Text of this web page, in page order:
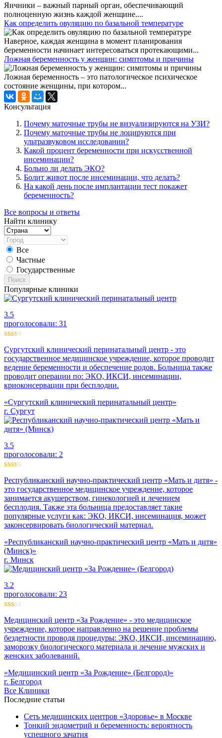
Яичники – важный парный орган, обеспечивающий
полноценную жизнь каждой женщине....
Как определить овуляцию по базальной температуре
Наверное, каждая женщина в момент планирования
беременности начинает интересоваться протекающими...
Ложная беременность у женщин: симптомы и причины
Ложная беременность – это патологическое психическое
состояние женщины, при котором...
Консультация
Почему маточные трубы не визуализируются на УЗИ?
Почему маточные трубы не лоцируются при
ультразвуковом исследовании?
Какой процент беременности при искусственной
инсеминации?
Больно ли делать ЭКО?
Болит живот после инсеминации, что делать?
На какой день после имплантации тест покажет
беременность?
Все вопросы и ответы
Найти клинику
Все
Частные
Государственные
Поиск
Популярные клиники
3.5
проголосовали: 31
Сургутский клинический перинатальный центр - это
государственное медицинское учреждение, которое проводит
ведение беременности и обеспечение родов. Больница также
проводит операции по: ЭКО, ИКСИ, инсеминации,
криоконсервации при бесплодии.
«Сургутский клинический перинатальный центр»
г. Сургут
3.5
проголосовали: 2
Республиканский научно-практический центр «Мать и дитя» -
это государственное медицинское учреждение, которое
занимается акушерством, гинекологией и лечением
бесплодия. Также эта больница предоставляет такие
популярные услуги как: ЭКО, ИКСИ, инсеминация, может
законсервировать биологический материал.
«Республиканский научно-практический центр «Мать и дитя»
(Минск)»
г. Минск
3.2
проголосовали: 23
Медицинский центр «За Рождение» - это медицинское
учреждение, которое направленно на решение проблемы
бездетности проводя процедуры: ЭКО, ИКСИ, инсеминацию,
заморозку биологического материала и лечение мужских и
женских заболеваний.
«Медицинский центр «За Рождение» (Белгород)»
г. Белгород
Все Клиники
Последние статьи
Сеть медицинских центров «Здоровье» в Москве
Тонкий эндометрий и беременность: вероятность
успешного зачатия